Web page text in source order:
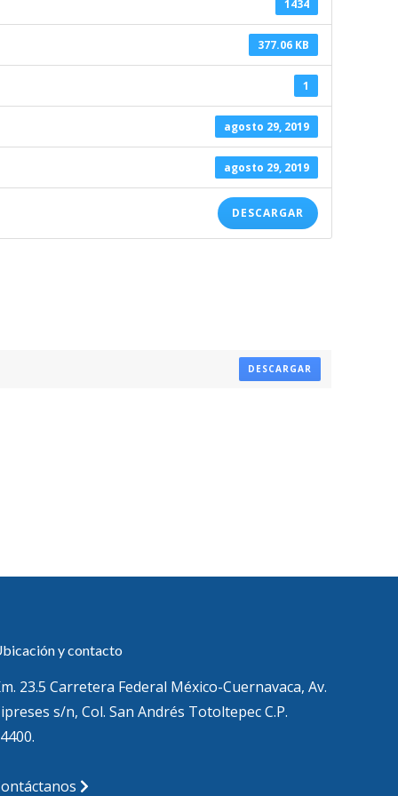
1434
377.06 KB
1
agosto 29, 2019
agosto 29, 2019
DESCARGAR
DESCARGAR
y contacto
23.5 Carretera Federal México-Cuernavaca, Av.
s/n, Col. San Andrés Totoltepec C.P.